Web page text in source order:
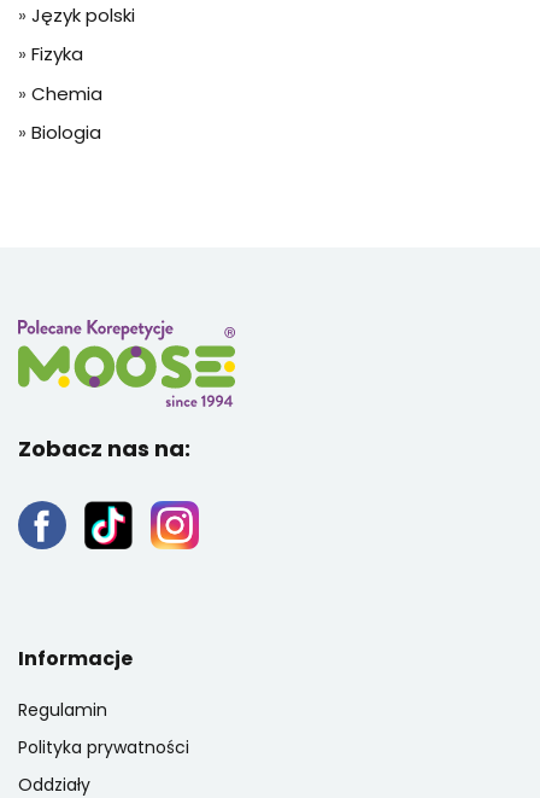
» Język polski
» Fizyka
» Chemia
» Biologia
Zobacz nas na:
Informacje
Regulamin
Polityka prywatności
Oddziały